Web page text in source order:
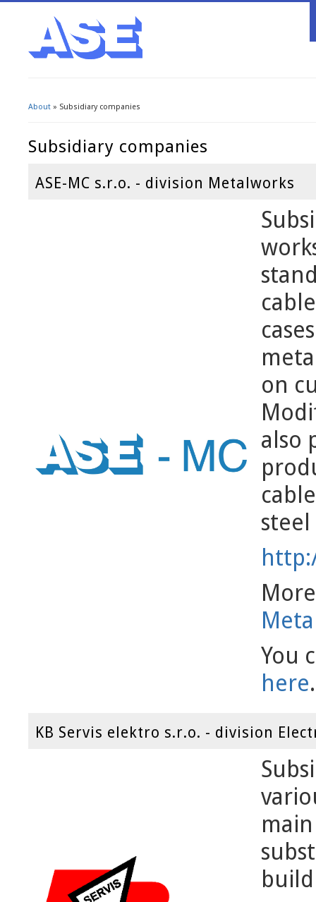
About » Subsidiary companies
Subsidiary companies
ASE-MC s.r.o. - division Metalworks
on
also
You
here.
KB Servis elektro s.r.o. - division